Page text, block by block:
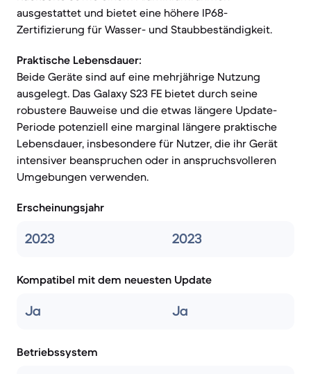
ausgestattet und bietet eine höhere IP68-
Zertifizierung für Wasser- und Staubbeständigkeit.
Praktische Lebensdauer:
Beide Geräte sind auf eine mehrjährige Nutzung
ausgelegt. Das Galaxy S23 FE bietet durch seine
robustere Bauweise und die etwas längere Update-
Periode potenziell eine marginal längere praktische
Lebensdauer, insbesondere für Nutzer, die ihr Gerät
intensiver beanspruchen oder in anspruchsvolleren
Umgebungen verwenden.
Erscheinungsjahr
2023 2023
Kompatibel mit dem neuesten Update
Ja Ja
Betriebssystem